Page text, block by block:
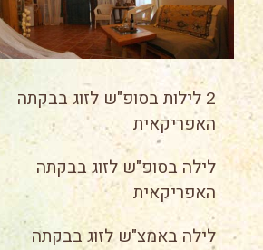
2 לילות בסופ"ש לזוג בבקתה
האפריקאית
לילה בסופ"ש לזוג בבקתה
האפריקאית
לילה באמצ"ש לזוג בבקתה